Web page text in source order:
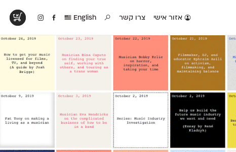
אזור אישי צרו קשר English
פונטים בפעולה
בואו לראות עיצובים
מטריפים שנעשו עם
קטלוג להדפסה
לאלו שאוהבים לבחון
טבלת השוואה
טבלה עם כל המאפיינים